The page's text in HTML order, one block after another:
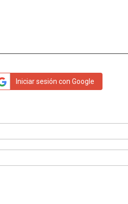
Iniciar sesión con Google